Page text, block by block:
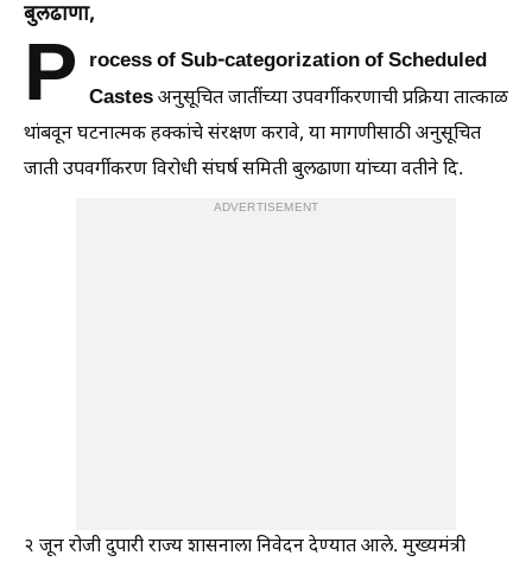
बुलढाणा,
P rocess of Sub-categorization of Scheduled
Castesअनुसूचित जातींच्या उपवर्गीकरणाची प्रक्रिया तात्काळ
थांबवून घटनात्मक हक्कांचे संरक्षण करावे, या मागणीसाठी अनुसूचित
जाती उपवर्गीकरण विरोधी संघर्ष समिती बुलढाणा यांच्या वतीने दि.
ADVERTISEMENT
२ जून रोजी दुपारी राज्य शासनाला निवेदन देण्यात आले. मुख्यमंत्री